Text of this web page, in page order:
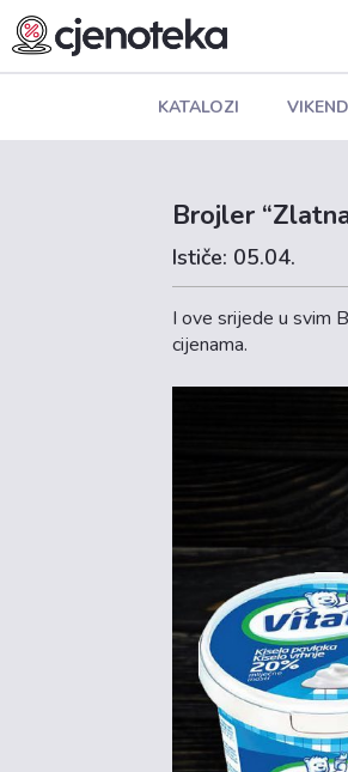
KATALOZI
Brojler
Ističe: 05.04.
I ove srijede u svim
cijenama.